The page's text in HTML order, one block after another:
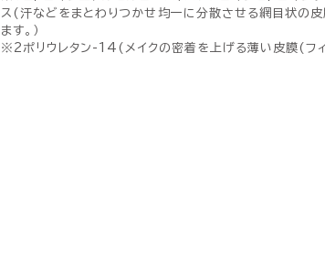
ス(汗などをまとわりつかせ均一に分散させる網目状の
ます。）
※2ポリウレタン-14(メイクの密着を上げる薄い皮膜(フ